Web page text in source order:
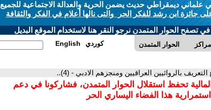
ديمقراطي حديث يضمن الحرية والعدالة الاجتماعية للجميع
جائزة ابن رشد للفكر الحر والتى نالها أعلام في الفكر والثقافة
تصفح الحوار المتمدن نرجو النقر هنا لاستخدام الموقع البديل
الحوار المتمدن مراكز English كوردي
بالروائيين العراقيين ومنجزهم الادبي - (4)..
تحفظ استقلال الحوار المتمدن، فشاركونا في دعم
استمرارية هذا الفضاء اليساري الحر